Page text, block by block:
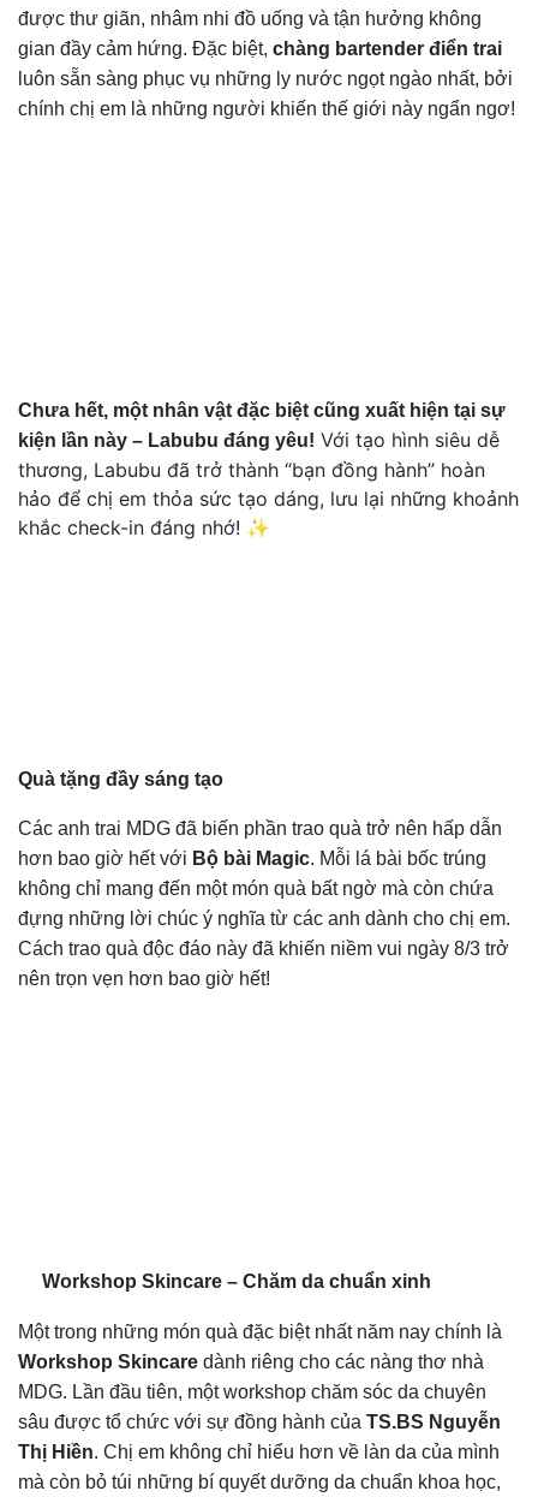
được thư giãn, nhâm nhi đồ uống và tận hưởng không
gian đầy cảm hứng. Đặc biệt, chàng bartender điển trai
luôn sẵn sàng phục vụ những ly nước ngọt ngào nhất, bởi
chính chị em là những người khiến thế giới này ngẩn ngơ!
Chưa hết, một nhân vật đặc biệt cũng xuất hiện tại sự
kiện lần này – Labubu đáng yêu! Với tạo hình siêu dễ
thương, Labubu đã trở thành “bạn đồng hành” hoàn
hảo để chị em thỏa sức tạo dáng, lưu lại những khoảnh
khắc check-in đáng nhớ! ✨
Quà tặng đầy sáng tạo
Các anh trai MDG đã biến phần trao quà trở nên hấp dẫn
hơn bao giờ hết với Bộ bài Magic. Mỗi lá bài bốc trúng
không chỉ mang đến một món quà bất ngờ mà còn chứa
đựng những lời chúc ý nghĩa từ các anh dành cho chị em.
Cách trao quà độc đáo này đã khiến niềm vui ngày 8/3 trở
nên trọn vẹn hơn bao giờ hết!
Workshop Skincare – Chăm da chuẩn xinh
Một trong những món quà đặc biệt nhất năm nay chính là
Workshop Skincare dành riêng cho các nàng thơ nhà
MDG. Lần đầu tiên, một workshop chăm sóc da chuyên
sâu được tổ chức với sự đồng hành của TS.BS Nguyễn
Thị Hiền. Chị em không chỉ hiểu hơn về làn da của mình
mà còn bỏ túi những bí quyết dưỡng da chuẩn khoa học,